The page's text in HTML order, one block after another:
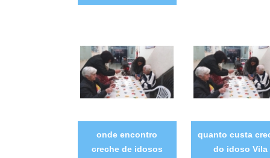
onde encontro
creche de idosos
quanto custa
do idoso Vila